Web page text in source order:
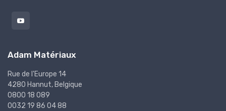
Adam Matériaux
Rue de l'Europe 14
4280 Hannut, Belgique
0800 18 089
0032 19 86 04 88